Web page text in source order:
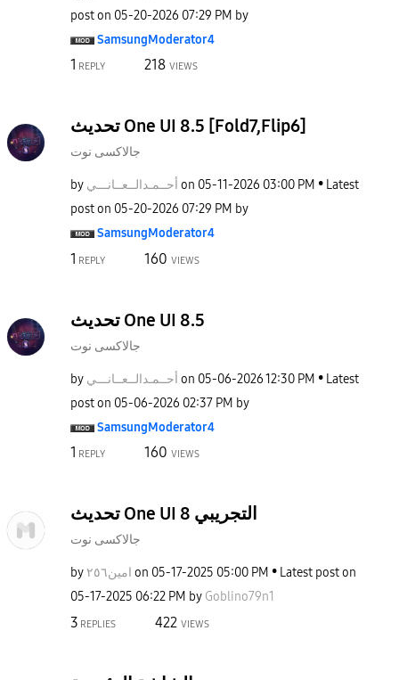
post on ‎05-20-2026 07:29 PM by
SamsungModerator4
1 REPLY 218 VIEWS
تحديث One UI 8.5 [Fold7,Flip6]
جالاكسى نوت
by أحــمـدالــعــانـــي on ‎05-11-2026 03:00 PM
Latest
post on ‎05-20-2026 07:29 PM by
SamsungModerator4
1 REPLY 160 VIEWS
تحديث One UI 8.5
جالاكسى نوت
by أحــمـدالــعــانـــي on ‎05-06-202612:30 PM
Latest
post on ‎05-06-2026 02:37 PM by
SamsungModerator4
1 REPLY 160 VIEWS
تحديث One UI 8 التجريبي
جالاكسى نوت
by امين٢٥٦ on ‎05-17-2025 05:00 PM
Latest post on
‎05-17-2025 06:22 PM by Goblino79n1
3 REPLIES 422 VIEWS